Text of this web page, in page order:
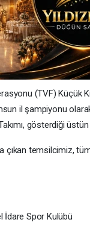
(TVF) Küçük
il şampiyonu
gösterdiği
temsilcimiz,
İdare Spor Kulübü